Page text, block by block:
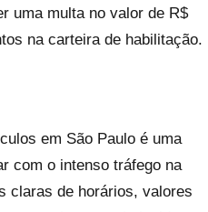
uma multa no valor de R$
na carteira de habilitação.
em São Paulo é uma
com o intenso tráfego na
claras de horários, valores